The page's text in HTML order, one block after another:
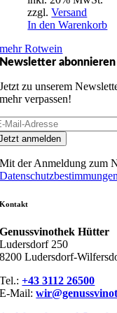
zzgl.Versand
In den Warenkorb
mehr Rotwein
Newsletter abonnieren
Jetzt zu unserem
mehr verpassen!
anmelden
Mit der Anmeldung zum
Datenschutzbestimmungen
Kontakt
Genussvinothek Hütter
Ludersdorf 250
8200 Ludersdorf-
Tel.:+43 3112 26500
E-Mail: